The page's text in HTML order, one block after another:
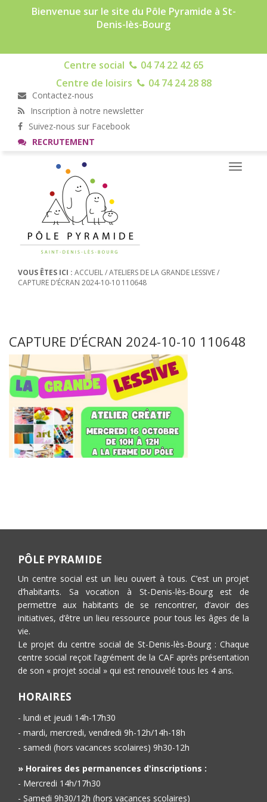
Bienvenue sur le site du Pôle Pyramide à St-
Denis-lès-Bourg
Centre social
04 74 22 42 65
Centre de loisirs
04 74 24 28 88
Contactez-nous
Inscription à notre newsletter
Suivez-nous sur Facebook
RECRUTEMENT
Toggle
VOUS ÊTES ICI : ACCUEIL/ATELIERS DE LA GRANDE LESSIVE/
CAPTURE D’ÉCRAN 2024-10-10 110648
CAPTURE D’ÉCRAN 2024-10-10 110648
PÔLE PYRAMIDE
Un centre social est un lieu ouvert à tous. C’est un projet
d’habitants. Sa vocation à St-Denis-lès-Bourg est de
permettre aux habitants de se rencontrer, d’avoir des
initiatives, d’être un lieu ressource pour tous les âges de la
vie.
Le projet du centre social de St-Denis-lès-Bourg : Chaque
centre social reçoit l’agrément de la CAF après présentation
de son « projet social » qui est renouvelé tous les 4 ans.
HORAIRES
- lundi et jeudi 14h-17h30
- mardi, mercredi, vendredi 9h-12h/14h-18h
- samedi (hors vacances scolaires) 9h30-12h
» Horaires des permanences d'inscriptions :
- Mercredi 14h/17h30
- Samedi 9h30/12h (hors vacances scolaires)